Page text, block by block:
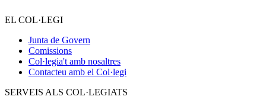
EL COL·LEGI
Junta de Govern
Comissions
Col·legia't amb nosaltres
Contacteu amb el Col·legi
SERVEIS ALS COL·LEGIATS